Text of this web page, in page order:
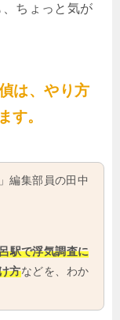
ちょっと気が
は、やり方
す。
編集部員の田中
駅で浮気調査に
方などを、わか